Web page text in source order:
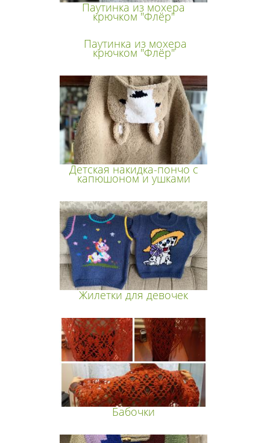
Паутинка из мохера
крючком "Флёр"
Паутинка из мохера
крючком "Флёр"
Детская накидка-пончо с
капюшоном и ушками
Жилетки для девочек
Бабочки